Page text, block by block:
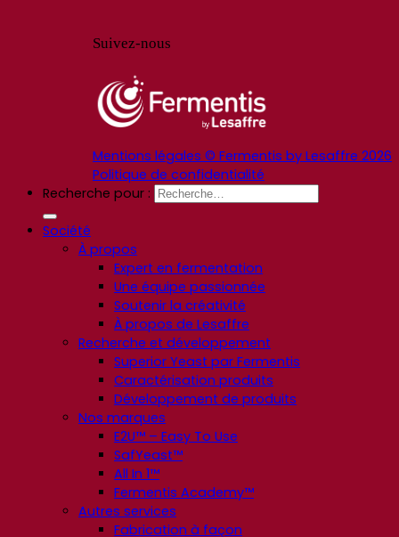
Suivez-nous
Mentions légales © Fermentis by Lesaffre 2026
Politique de confidentialité
Recherche pour :
Société
À propos
Expert en fermentation
Une équipe passionnée
Soutenir la créativité
À propos de Lesaffre
Recherche et développement
Superior Yeast par Fermentis
Caractérisation produits
Développement de produits
Nos marques
E2U™ – Easy To Use
SafYeast™
All In 1™
Fermentis Academy™
Autres services
Fabrication à façon